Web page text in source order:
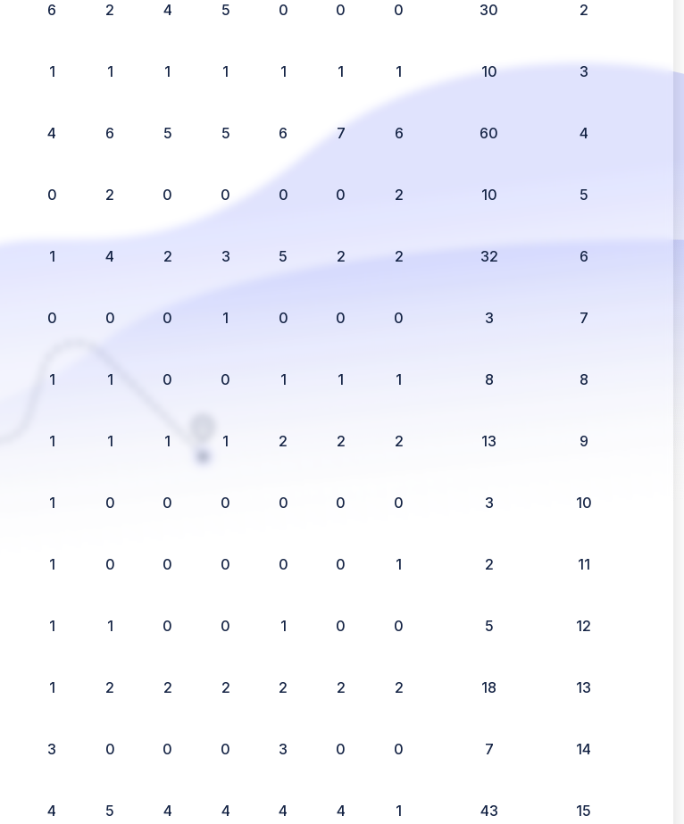
6 2 4 5 0 0 0 30 2
1 1 1 1 1 1 1 10 3
4 6 5 5 6 7 6 60 4
0 2 0 0 0 0 2 10 5
1 4 2 3 5 2 2 32 6
0 0 0 1 0 0 0 3 7
1 1 0 0 1 1 1 8 8
1 1 1 1 2 2 2 13 9
1 0 0 0 0 0 0 3 10
1 0 0 0 0 0 1 2 11
1 1 0 0 1 0 0 5 12
1 2 2 2 2 2 2 18 13
3 0 0 0 3 0 0 7 14
4 5 4 4 4 4 1 43 15